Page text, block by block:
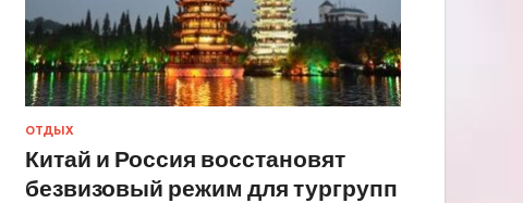
ОТДЫХ
Китай и Россия восстановят
безвизовый режим для тургрупп